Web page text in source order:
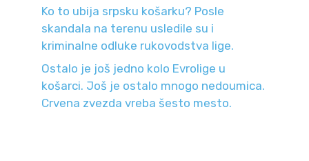
Ko to ubija srpsku košarku? Posle
skandala na terenu usledile su i
kriminalne odluke rukovodstva lige.
Ostalo je još jedno kolo Evrolige u
košarci. Još je ostalo mnogo nedoumica.
Crvena zvezda vreba šesto mesto.